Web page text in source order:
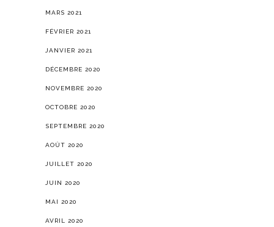
MARS 2021
FÉVRIER 2021
JANVIER 2021
DÉCEMBRE 2020
NOVEMBRE 2020
OCTOBRE 2020
SEPTEMBRE 2020
AOÛT 2020
JUILLET 2020
JUIN 2020
MAI 2020
AVRIL 2020